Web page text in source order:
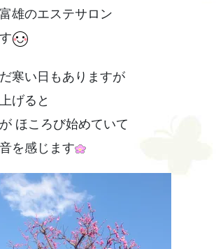
雄のエステサロン
寒い日もありますが
げると
ほころび始めていて
を感じます